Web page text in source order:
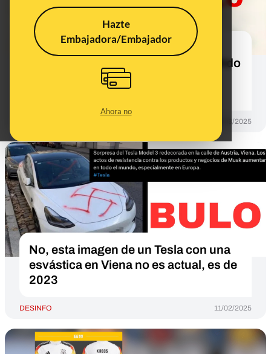
Hazte
Embajadora/Embajador
Ahora no
No, esta imagen que muestra a
Cospedal como militante en un partido
neonazi alemán no es real: es un
28/03/2025
No, esta imagen de un Tesla con una
esvástica en Viena no es actual, es de
2023
DESINFO 11/02/2025